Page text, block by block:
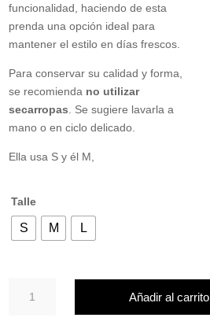
funcionalidad, haciendo de esta
prenda una opción ideal para
mantener el estilo en días frescos.
Para conservar su calidad y forma,
se recomienda no utilizar
secarropas . Se sugiere lavarla a
mano o en ciclo delicado.
Ella usa S y él M,
Talle
S M L
Knite
Añadir al carrito